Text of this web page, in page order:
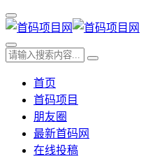
首页
首码项目
朋友圈
最新首码网
在线投稿